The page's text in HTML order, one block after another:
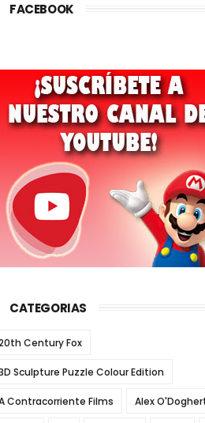
FACEBOOK
CATEGORIAS
Century Fox
Sculpture Puzzle Colour Edition
Contracorriente Films Alex